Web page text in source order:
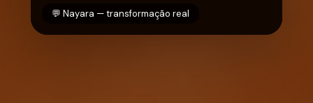
💬 Nayara — transformação real